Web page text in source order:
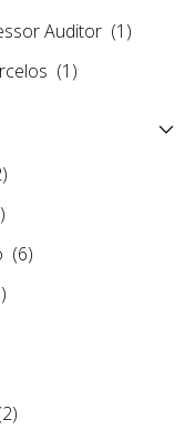
Auditor (1)
(1)
(6)